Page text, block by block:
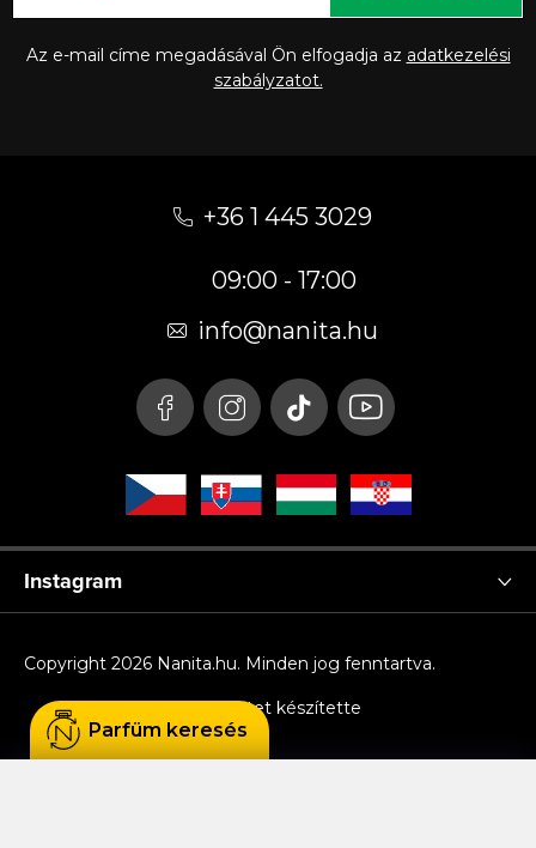
Az e-mail címe megadásával Ön elfogadja az adatkezelési
szabályzatot.
+36 1 445 3029
09:00 - 17:00
info@nanita.hu
Instagram
Shoptet készítette
Copyright 2026 Nanita.hu. Minden jog fenntartva.
Parfüm keresés